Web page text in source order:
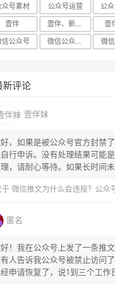
众号素材
公众号运营
壹伴
壹伴、新媒体运营
壹
信公众号
微信公众号，样式模板、公众号样式 微
新评论
壹伴妹
，如果是被公众号官方封禁
行申诉。没有处理结果可能
，请耐心等待。如果长时间
于 微信推文为什么会违规？公众号文章怎么检测
匿名
！我在公众号上发了一条推
人告诉我公众号被禁止访问
申请恢复了，说1到三个工作